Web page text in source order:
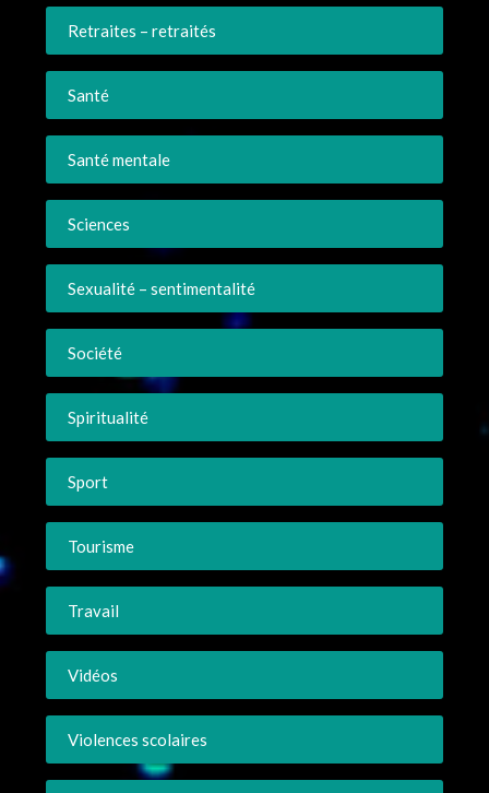
Retraites – retraités
Santé
Santé mentale
Sciences
Sexualité – sentimentalité
Société
Spiritualité
Sport
Tourisme
Travail
Vidéos
Violences scolaires